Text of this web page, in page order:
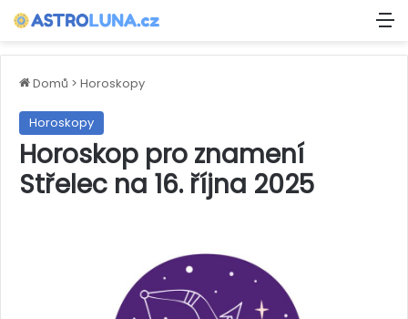
Domů > Horoskopy
Horoskopy
Horoskop pro znamení
Střelec na 16. října 2025